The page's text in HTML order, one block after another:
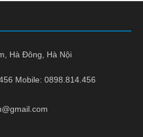
Hà Đông, Hà Nội
Mobile: 0898.814.456